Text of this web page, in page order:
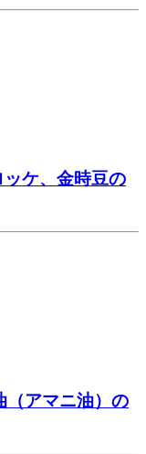
ッケ、金時豆の
（アマニ油）の